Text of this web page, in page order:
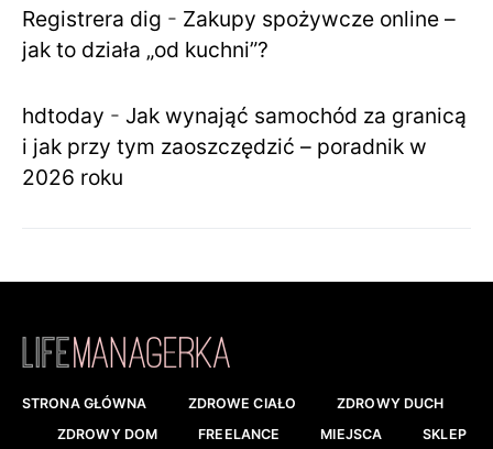
Registrera dig - Zakupy spożywcze online –
jak to działa „od kuchni”?
hdtoday - Jak wynająć samochód za granicą
i jak przy tym zaoszczędzić – poradnik w
2026 roku
STRONA GŁÓWNA ZDROWE CIAŁO
ZDROWY DUCH
ZDROWY DOM
FREELANCE MIEJSCA SKLEP